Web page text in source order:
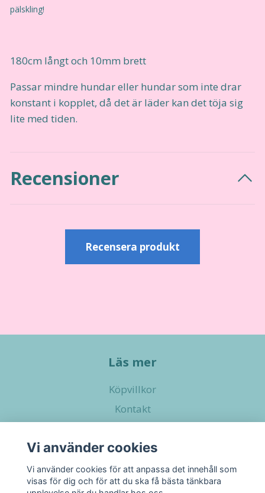
pälskling!
180cm långt och 10mm brett
Passar mindre hundar eller hundar som inte drar
konstant i kopplet, då det är läder kan det töja sig
lite med tiden.
Recensioner
Recensera produkt
Läs mer
Köpvillkor
Kontakt
Sociala medier
Vi använder cookies
Vi använder cookies för att anpassa det innehåll som
visas för dig och för att du ska få bästa tänkbara